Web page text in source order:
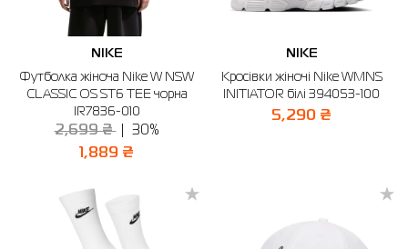
NIKE
Футболка жіноча Nike W NSW
CLASSIC OS ST6 TEE чорна
IR7836-010
2,699 ₴ 30%
1,889 ₴
NIKE
Кросівки жіночі Nike WMNS
INITIATOR білі 394053-100
5,290 ₴